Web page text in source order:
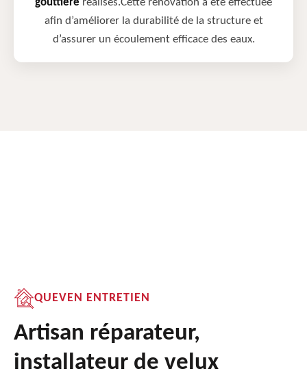
gouttière réalisés.Cette rénovation a été effectuée
afin d’améliorer la durabilité de la structure et
d’assurer un écoulement efficace des eaux.
QUEVEN ENTRETIEN
Artisan réparateur,
installateur de velux